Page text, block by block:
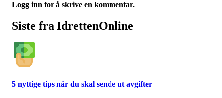
Logg inn for å skrive en kommentar.
Siste fra IdrettenOnline
5 nyttige tips når du skal sende ut avgifter